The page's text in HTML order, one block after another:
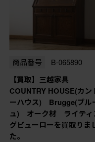
商品番号 B-065890
【買取】三越家具
COUNTRY HOUSE(カン
ーハウス) Brugge(ブル
ュ) オーク材 ライティ
グビューローを買取りま
た。